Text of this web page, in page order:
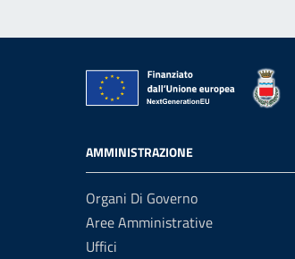
AMMINISTRAZIONE
Organi Di Governo
Aree Amministrative
Uffici